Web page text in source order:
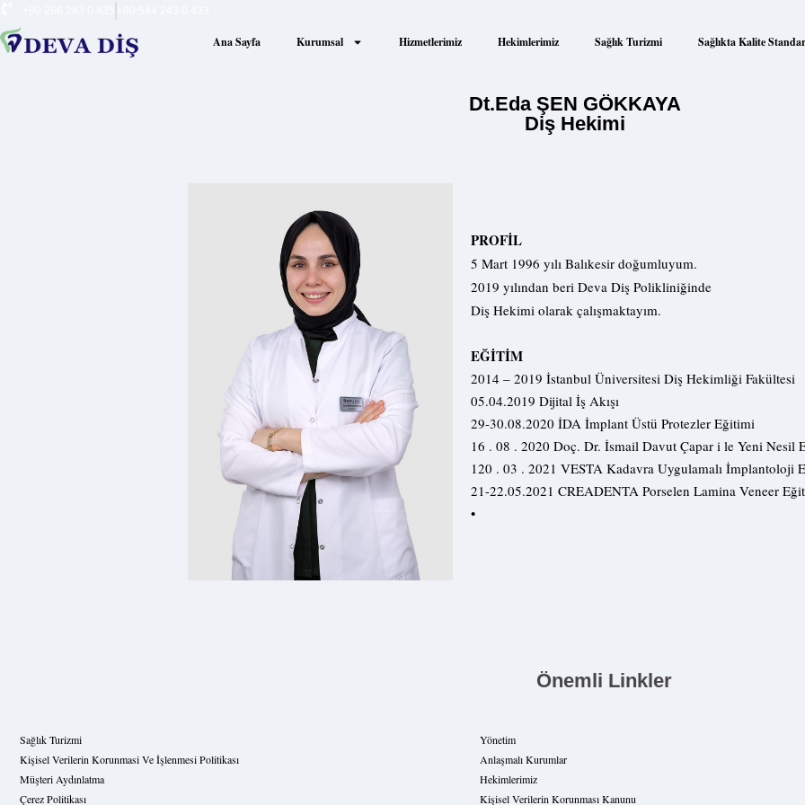
Ana Sayfa Kurumsal Hizmetlerimiz Hekimlerimiz Sağlık Turizmi Sağlıkta Kalite
Dt.Eda ŞEN GÖKKAYA
Diş Hekimi
PROFİL
5 Mart 1996 yılı Balıkesir doğumluyum.
2019 yılından beri Deva Diş Polikliniğinde
Diş Hekimi olarak çalışmaktayım.
EĞİTİM
2014 – 2019 İstanbul Üniversitesi Diş Hekimliği Fakültesi
05.04.2019 Dijital İş Akışı
29-30.08.2020 İDA İmplant Üstü Protezler Eğitimi
16 . 08 . 2020 Doç. Dr. İsmail Davut Çapar i le Yeni Nesil
120 . 03 . 2021 VESTA Kadavra Uygulamalı İmplantoloji
21-22.05.2021 CREADENTA Porselen Lamina Veneer
•
Önemli Linkler
Sağlık Turizmi
Kişisel Verilerin Korunmasi Ve İşlenmesi Politikası
Müşteri Aydınlatma
Çerez Politikası
Yönetim
Anlaşmalı Kurumlar
Hekimlerimiz
Kişisel Verilerin Korunması Kanunu